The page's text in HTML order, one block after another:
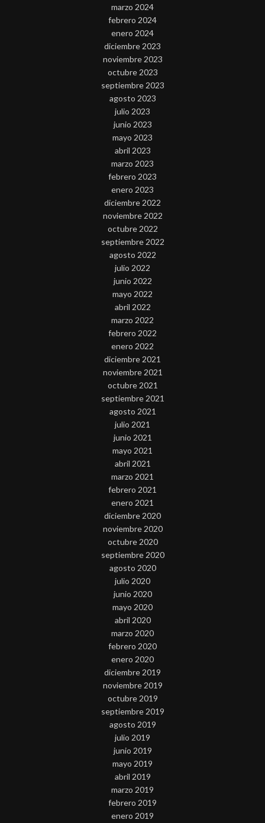
marzo 2024
febrero 2024
enero 2024
diciembre 2023
noviembre 2023
octubre 2023
septiembre 2023
agosto 2023
julio 2023
junio 2023
mayo 2023
abril 2023
marzo 2023
febrero 2023
enero 2023
diciembre 2022
noviembre 2022
octubre 2022
septiembre 2022
agosto 2022
julio 2022
junio 2022
mayo 2022
abril 2022
marzo 2022
febrero 2022
enero 2022
diciembre 2021
noviembre 2021
octubre 2021
septiembre 2021
agosto 2021
julio 2021
junio 2021
mayo 2021
abril 2021
marzo 2021
febrero 2021
enero 2021
diciembre 2020
noviembre 2020
octubre 2020
septiembre 2020
agosto 2020
julio 2020
junio 2020
mayo 2020
abril 2020
marzo 2020
febrero 2020
enero 2020
diciembre 2019
noviembre 2019
octubre 2019
septiembre 2019
agosto 2019
julio 2019
junio 2019
mayo 2019
abril 2019
marzo 2019
febrero 2019
enero 2019